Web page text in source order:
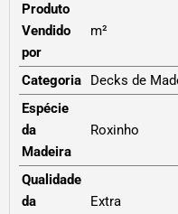
Produto
Vendido
por
m²
Categoria
Decks de
Espécie
da
Madeira
Roxinho
Qualidade
da
Extra